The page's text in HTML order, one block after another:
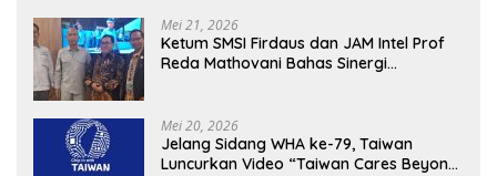
Mei 21, 2026
Ketum SMSI Firdaus dan JAM Intel Prof
Reda Mathovani Bahas Sinergi
MBG, Perkuat Pengawasan Program
Pemerintah
Mei 20, 2026
Jelang Sidang WHA ke-79, Taiwan
Luncurkan Video “Taiwan Cares Beyond